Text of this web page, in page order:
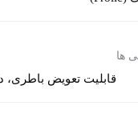
ها
قابلیت تعویض باطری،